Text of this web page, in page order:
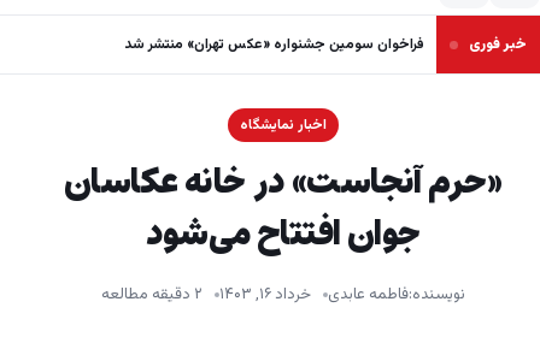
خبر فوری فراخوان سومین جشنواره «عکس تهران» منتشر شد
اخبار نمایشگاه
«حرم آنجاست» در خانه عکاسان
جوان افتتاح می‌شود
نویسنده:فاطمه عابدی خرداد ۱۶, ۱۴۰۳ ۲ دقیقه مطالعه